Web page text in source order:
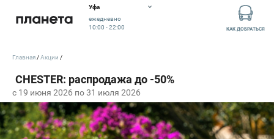
Уфа
ежедневно
10:00 - 22:00
КАК ДОБРАТЬСЯ
c 19 июня 2026 по 31 июля 2026
Главная Акции